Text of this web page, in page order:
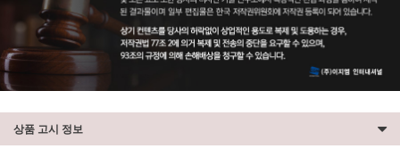
상품 고시 정보